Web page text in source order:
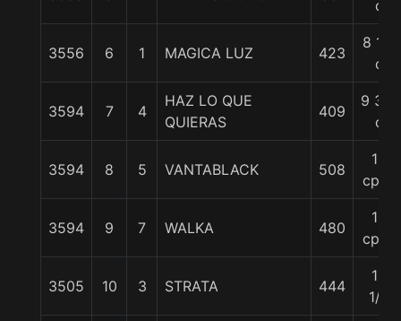
c
3556 6 1 MAGICA LUZ 423
8 1/2
c
3594 7 4
HAZ LO QUE
QUIERAS
409
9 3/4
c
3594 8 5 VANTABLACK 508
10
cpos
3594 9 7 WALKA 480
10
cpos
3505 10 3 STRATA 444
13
1/4